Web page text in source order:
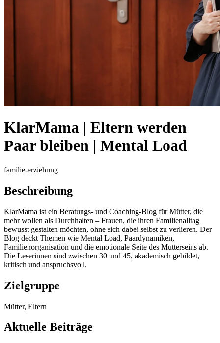
KlarMama | Eltern werden
Paar bleiben | Mental Load
familie-erziehung
Beschreibung
KlarMama ist ein Beratungs- und Coaching-Blog für Mütter, die
mehr wollen als Durchhalten – Frauen, die ihren Familienalltag
bewusst gestalten möchten, ohne sich dabei selbst zu verlieren. Der
Blog deckt Themen wie Mental Load, Paardynamiken,
Familienorganisation und die emotionale Seite des Mutterseins ab.
Die Leserinnen sind zwischen 30 und 45, akademisch gebildet,
kritisch und anspruchsvoll.
Zielgruppe
Mütter, Eltern
Aktuelle Beiträge